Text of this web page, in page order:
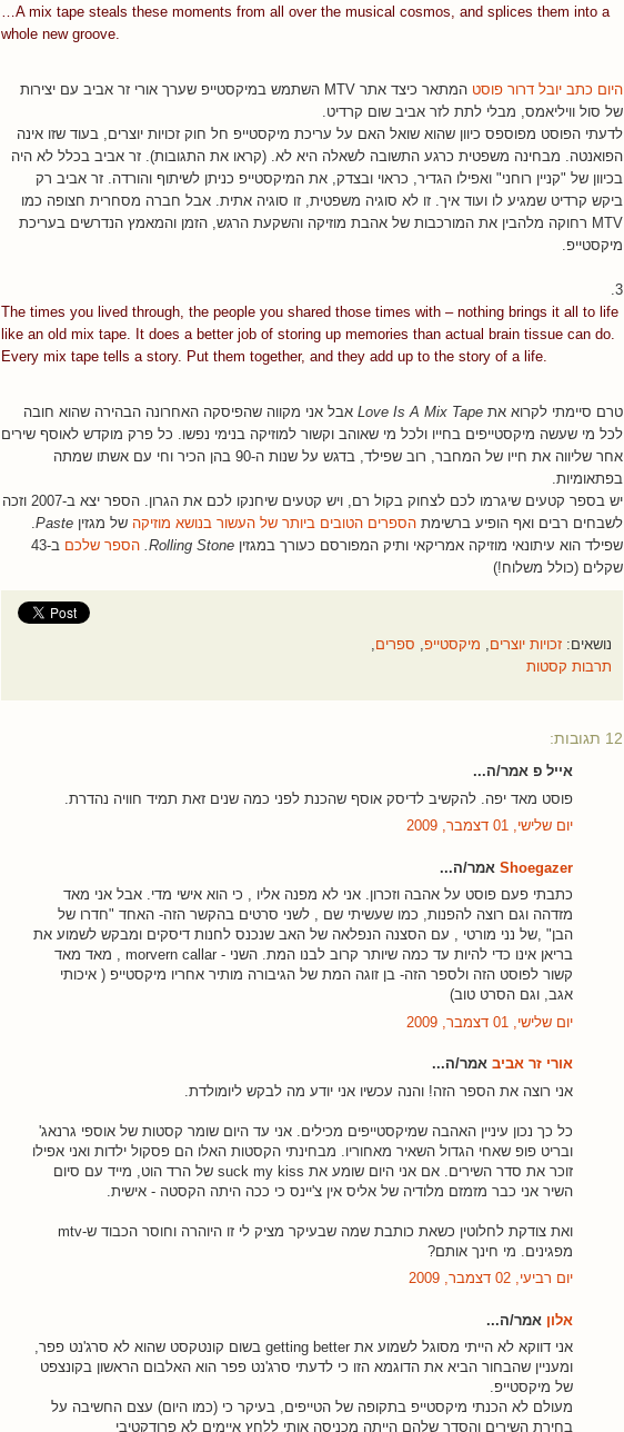
…A mix tape steals these moments from all over the musical cosmos, and splices them into a
whole new groove.
היום כתב יובל דרור פוסט
המתאר כיצד אתר MTV השתמש במיקסטייפ שערך אורי זר אביב עם יצירות
של סול וויליאמס, מבלי לתת לזר אביב שום קרדיט.
לדעתי הפוסט מפוספס כיוון שהוא שואל האם על עריכת מיקסטייפ חל חוק זכויות יוצרים, בעוד שזו אינה
הפואנטה. מבחינה משפטית כרגע התשובה לשאלה היא לא. (קראו את התגובות). זר אביב בכלל לא היה
בכיוון של "קניין רוחני" ואפילו הגדיר, כראוי ובצדק, את המיקסטייפ כניתן לשיתוף והורדה. זר אביב רק
ביקש קרדיט שמגיע לו ועוד איך. זו לא סוגיה משפטית, זו סוגיה אתית. אבל חברה מסחרית חצופה כמו
MTV רחוקה מלהבין את המורכבות של אהבת מוזיקה והשקעת הרגש, הזמן והמאמץ הנדרשים בעריכת
מיקסטייפ.
3.
The times you lived through, the people you shared those times with – nothing brings it all to life
like an old mix tape. It does a better job of storing up memories than actual brain tissue can do.
Every mix tape tells a story. Put them together, and they add up to the story of a life.
טרם סיימתי לקרוא את Love Is A Mix Tape אבל אני מקווה שהפיסקה האחרונה הבהירה שהוא חובה
לכל מי שעשה מיקסטייפים בחייו ולכל מי שאוהב וקשור למוזיקה בנימי נפשו. כל פרק מוקדש לאוסף שירים
אחר שליווה את חייו של המחבר, רוב שפילד, בדגש על שנות ה-90 בהן הכיר וחי עם אשתו שמתה
בפתאומיות.
יש בספר קטעים שיגרמו לכם לצחוק בקול רם, ויש קטעים שיחנקו לכם את הגרון. הספר יצא ב-2007 וזכה
לשבחים רבים ואף הופיע ברשימת הספרים הטובים ביותר של העשור בנושא מוזיקה של מגזין Paste
שפילד הוא עיתונאי מוזיקה אמריקאי ותיק המפורסם כעורך במגזין Rolling Stone. הספר שלכם
ב-43
שקלים (כולל משלוח!)
נושאים: זכויות יוצרים, מיקסטייפ, ספרים,
תרבות קסטות
12 תגובות:
אייל פ אמר/ה...
פוסט מאד יפה. להקשיב לדיסק אוסף שהכנת לפני כמה שנים זאת תמיד חוויה נהדרת.
יום שלישי, 01 דצמבר, 2009
Shoegazer אמר/ה...
כתבתי פעם פוסט על אהבה וזכרון. אני לא מפנה אליו , כי הוא אישי מדי. אבל אני מאד
מזדהה וגם רוצה להפנות, כמו שעשיתי שם , לשני סרטים בהקשר הזה- האחד "חדרו של
הבן" ,של נני מורטי , עם הסצנה הנפלאה של האב שנכנס לחנות דיסקים ומבקש לשמוע את
בריאן אינו כדי להיות עד כמה שיותר קרוב לבנו המת. השני - morvern callar , מאד מאד
קשור לפוסט הזה ולספר הזה- בן זוגה המת של הגיבורה מותיר אחריו מיקסטייפ ( איכותי
אגב, וגם הסרט טוב)
יום שלישי, 01 דצמבר, 2009
אורי זר אביב אמר/ה...
אני רוצה את הספר הזה! והנה עכשיו אני יודע מה לבקש ליומולדת.
כל כך נכון עיניין האהבה שמיקסטייפים מכילים. אני עד היום שומר קסטות של אוספי גרנאג'
ובריט פופ שאחי הגדול השאיר מאחוריו. מבחינתי הקסטות האלו הם פסקול ילדות ואני אפילו
זוכר את סדר השירים. אם אני היום שומע את suck my kiss של הרד הוט, מייד עם סיום
השיר אני כבר מזמזם מלודיה של אליס אין צ'יינס כי ככה היתה הקסטה - אישית.
ואת צודקת לחלוטין כשאת כותבת שמה שבעיקר מציק לי זו היוהרה וחוסר הכבוד ש-mtv
מפגינים. מי חינך אותם?
יום רביעי, 02 דצמבר, 2009
אלון אמר/ה...
אני דווקא לא הייתי מסוגל לשמוע את getting better בשום קונטקסט שהוא לא סרג'נט פפר,
ומעניין שהבחור הביא את הדוגמא הזו כי לדעתי סרג'נט פפר הוא האלבום הראשון בקונצפט
של מיקסטייפ.
מעולם לא הכנתי מיקסטייפ בתקופה של הטייפים, בעיקר כי (כמו היום) עצם החשיבה על
בחירת השירים והסדר שלהם הייתה מכניסה אותי ללחץ איימים לא פרודקטיבי